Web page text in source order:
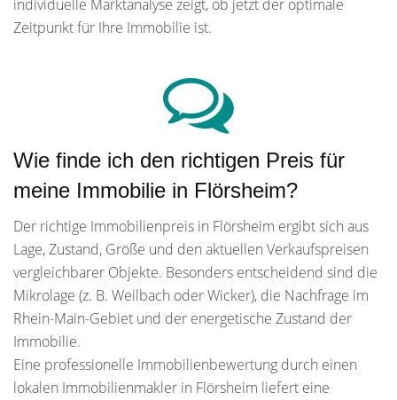
individuelle Marktanalyse zeigt, ob jetzt der optimale
Zeitpunkt für Ihre Immobilie ist.
Wie finde ich den richtigen Preis für
meine Immobilie in Flörsheim?
Der richtige Immobilienpreis in Flörsheim ergibt sich aus
Lage, Zustand, Größe und den aktuellen Verkaufspreisen
vergleichbarer Objekte. Besonders entscheidend sind die
Mikrolage (z. B. Weilbach oder Wicker), die Nachfrage im
Rhein-Main-Gebiet und der energetische Zustand der
Immobilie.
Eine professionelle Immobilienbewertung durch einen
lokalen Immobilienmakler in Flörsheim liefert eine